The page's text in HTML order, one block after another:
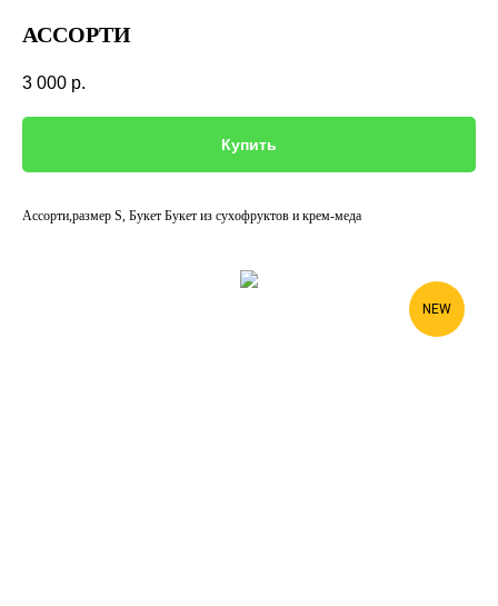
АССОРТИ
3 000 р.
Купить
Ассорти,размер S, Букет Букет из сухофруктов и крем-меда
NEW